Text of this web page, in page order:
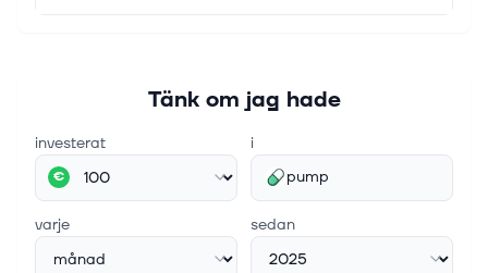
Tänk om jag hade
investerat
€
i
pump
varje sedan